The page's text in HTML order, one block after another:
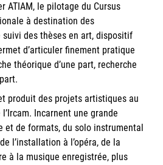
ATIAM, le pilotage du Cursus
à destination des
des thèses en art, dispositif
d’articuler finement pratique
théorique d’une part, recherche
produit des projets artistiques au
Incarnent une grande
et de formats, du solo instrumental
l’installation à l’opéra, de la
à la musique enregistrée, plus